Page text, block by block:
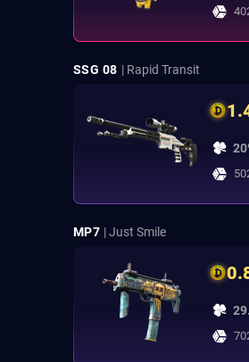
SSG 08 | Rapid Transit
MP7 | Just Smile